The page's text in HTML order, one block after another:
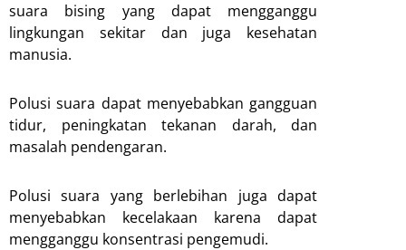
suara bising yang dapat mengganggu
lingkungan sekitar dan juga kesehatan
manusia.
Polusi suara dapat menyebabkan gangguan
tidur, peningkatan tekanan darah, dan
masalah pendengaran.
Polusi suara yang berlebihan juga dapat
menyebabkan kecelakaan karena dapat
mengganggu konsentrasi pengemudi.